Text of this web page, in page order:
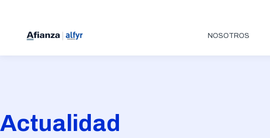
NOSOTROS
Actualidad